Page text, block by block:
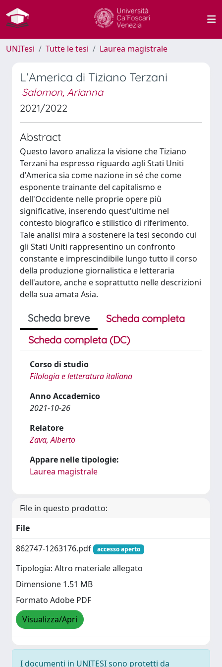
UNITesi Tutte le tesi Laurea magistrale
L'America di Tiziano Terzani
Salomon, Arianna
2021/2022
Abstract
Questo lavoro analizza la visione che Tiziano
Terzani ha espresso riguardo agli Stati Uniti
d'America sia come nazione in sé che come
esponente trainante del capitalismo e
dell'Occidente nelle proprie opere più
significative, inserendo quest'ultime nel
contesto biografico e stilistico di riferimento.
Tale analisi mira a sostenere la tesi secondo cui
gli Stati Uniti rappresentino un confronto
constante e imprescindibile lungo tutto il corso
della produzione giornalistica e letteraria
dell'autore, anche e soprattutto nelle descrizioni
della sua amata Asia.
Scheda breve
Scheda completa
Scheda completa (DC)
Corso di studio
Filologia e letteratura italiana
Anno Accademico
2021-10-26
Relatore
Zava, Alberto
Appare nelle tipologie:
Laurea magistrale
File in questo prodotto:
File
862747-1263176.pdf
accesso aperto
Tipologia: Altro materiale allegato
Dimensione 1.51 MB
Formato Adobe PDF
Visualizza/Apri
I documenti in UNITESI sono protetti da